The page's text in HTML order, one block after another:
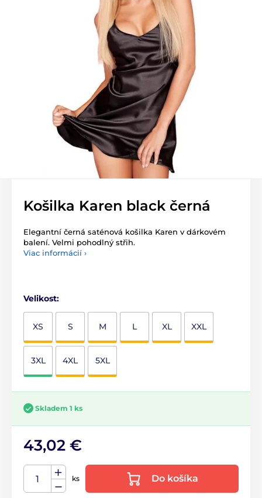
Košilka Karen black černá
Elegantní černá saténová košilka Karen v dárkovém
balení. Velmi pohodlný střih.
Viac informácií ›
Velikost:
XS S M L XL XXL
3XL 4XL 5XL
Skladem 1 ks
43,02 €
ks Do košíka